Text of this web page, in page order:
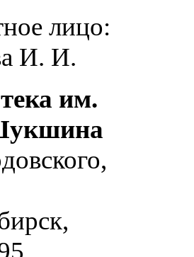
лицо:
И. И.
им.
,